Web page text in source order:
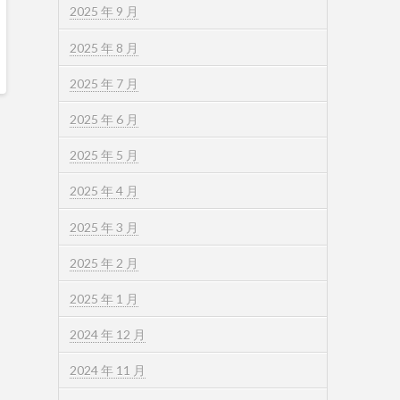
2025 年 9 月
2025 年 8 月
2025 年 7 月
2025 年 6 月
2025 年 5 月
2025 年 4 月
2025 年 3 月
2025 年 2 月
2025 年 1 月
2024 年 12 月
2024 年 11 月